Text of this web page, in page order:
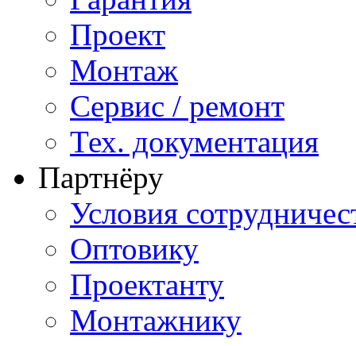
Проект
Монтаж
Сервис / ремонт
Тех. документация
Партнёру
Условия
Оптовику
Проектанту
Монтажнику